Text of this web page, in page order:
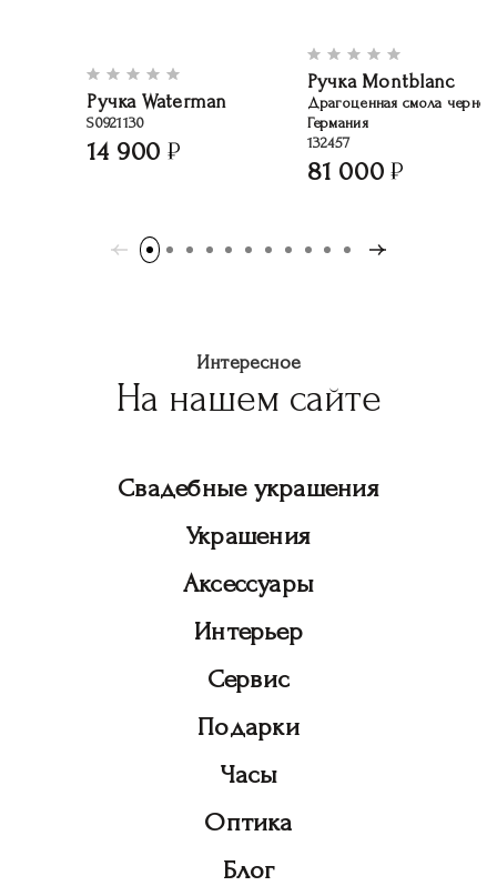
Ручка Waterman
S0921130
14 900
Ручка Montblanc
Драгоценная смола
Германия
132457
81 000
Интересное
На нашем сайте
Свадебные украшения
Украшения
Аксессуары
Интерьер
Сервис
Подарки
Часы
Оптика
Блог